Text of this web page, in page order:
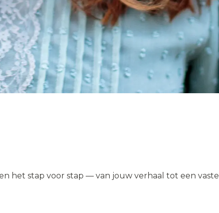
het stap voor stap — van jouw verhaal tot een vaste